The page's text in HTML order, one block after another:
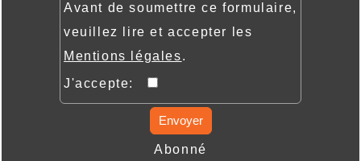
Avant de soumettre ce formulaire,
veuillez lire et accepter les
Mentions légales.
J'accepte:
Envoyer
Abonné